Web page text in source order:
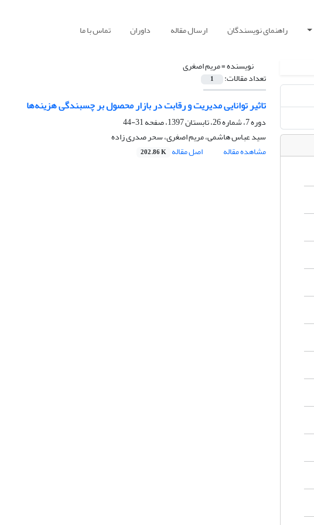
راهنمای نویسندگان ارسال مقاله داوران تماس با ما
نویسنده =مریم اصغری
تعداد مقالات: 1
تاثیر توانایی مدیریت و رقابت در بازار محصول بر چسبندگی هزینه‌ها
دوره 7، شماره 26، تابستان 1397، صفحه
31-44
سید عباس هاشمی، مریم اصغری، سحر صدری زاده
مشاهده مقاله
اصل مقاله 202.86 K